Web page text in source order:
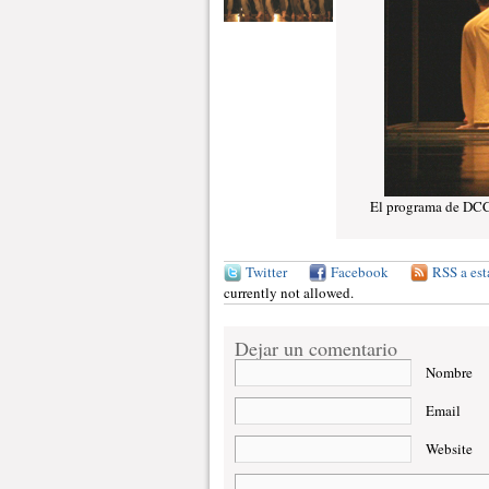
El programa de
Twitter Facebook RSS a
currently not allowed.
Dejar un comentario
Nombre
Email
Website